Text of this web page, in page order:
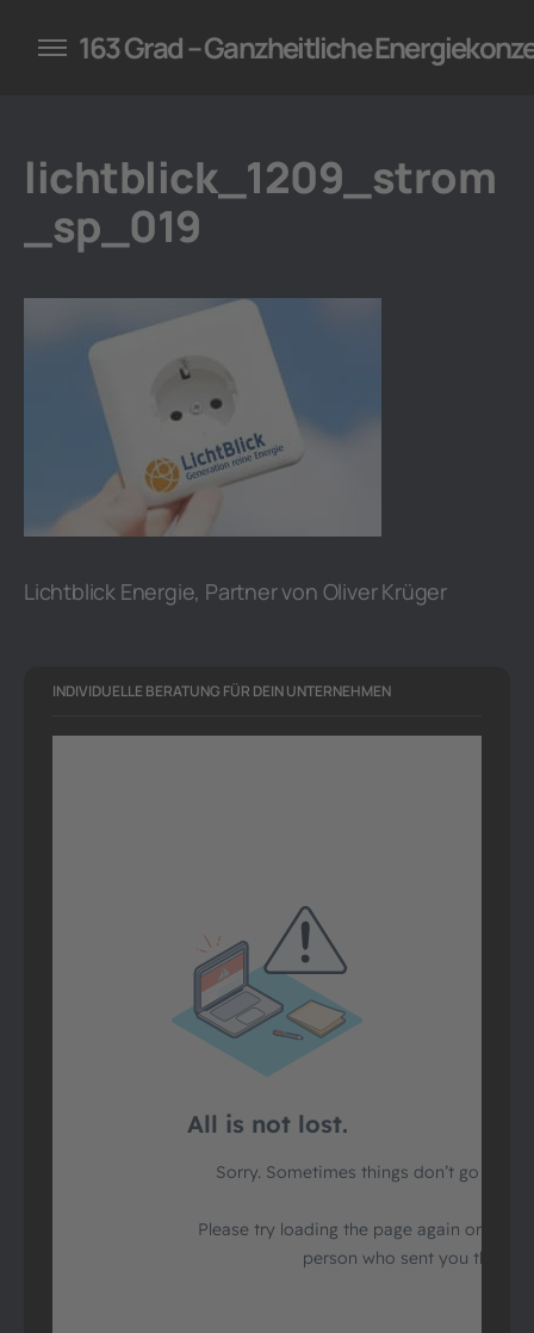
für Unternehmen
163 Grad – Ganzheitliche
lichtblick_1209_strom
_sp_019
Lichtblick Energie, Partner von Oliver Krüger
INDIVIDUELLE BERATUNG FÜR DEIN UNTERNEHMEN